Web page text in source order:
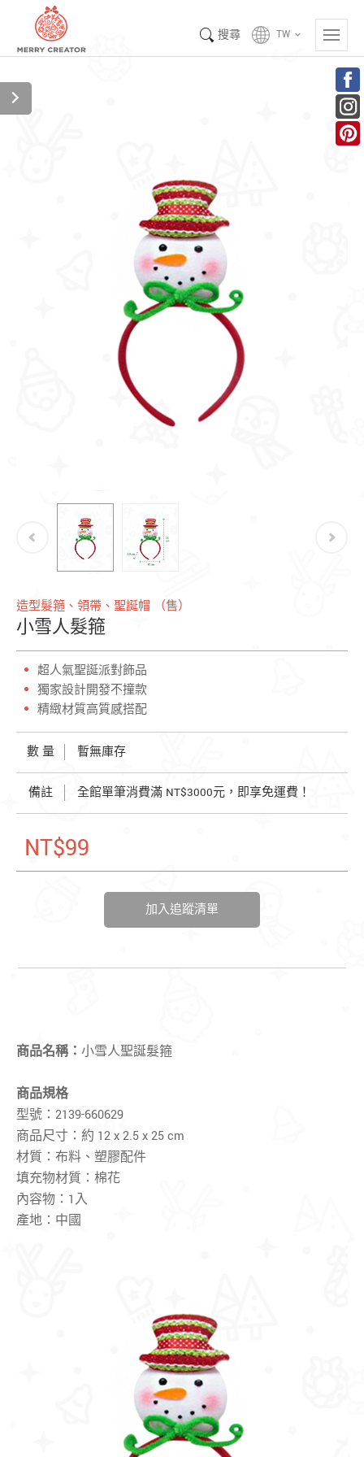
搜尋 TW keyboard_arrow_down
造型髮箍、領帶、聖誕帽 （售）
小雪人髮箍
超人氣聖誕派對飾品
獨家設計開發不撞款
精緻材質高質感搭配
數 量 暫無庫存
備註 全館單筆消費滿 NT$3000元，即享免運費！
NT$99
加入追蹤清單
商品名稱： 小雪人聖誕髮箍
商品規格
型號：2139-660629
商品尺寸：約 12 x 2.5 x 25 cm
材質：布料、塑膠配件
填充物材質：棉花
內容物：1入
產地：中國